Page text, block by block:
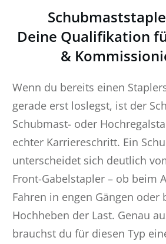
Deine Qualifikation
&
Wenn du bereits einen
gerade erst loslegst, ist der
Schubmast- oder
echter Karriereschritt. Ein
unterscheidet sich deutlich
Front-Gabelstapler – ob beim
Fahren in engen Gängen oder
Hochheben der Last. Genau
brauchst du für diesen Typ